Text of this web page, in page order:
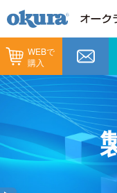
WEBで
購入
製品情報
製品情報
コンベヤ機器
コンベヤ機器を探
納入事例
納入事例
全業種
メンテナンス
カタログ／CAD